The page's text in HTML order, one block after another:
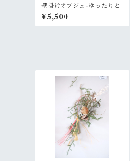
壁掛けオブジェ-ゆったりと
¥5,500